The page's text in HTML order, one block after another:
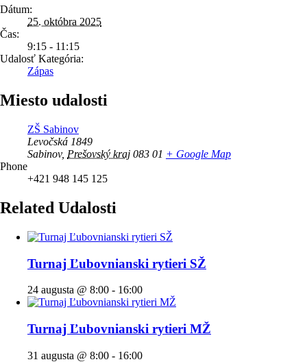
Dátum:
25. októbra 2025
Čas:
9:15 - 11:15
Udalosť Kategória:
Zápas
Miesto udalosti
ZŠ Sabinov
Levočská 1849
Sabinov, Prešovský kraj 083 01 + Google Map
Phone
+421 948 145 125
Related Udalosti
Turnaj Ľubovnianski rytieri SŽ
24 augusta @ 8:00 - 16:00
Turnaj Ľubovnianski rytieri MŽ
31 augusta @ 8:00 - 16:00